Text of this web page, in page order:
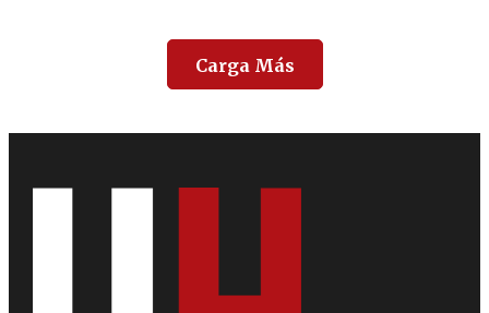
Carga Más